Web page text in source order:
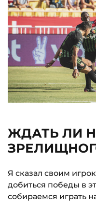
ЖДАТЬ ЛИ
Я сказал своим
добиться победы в
собираемся играть